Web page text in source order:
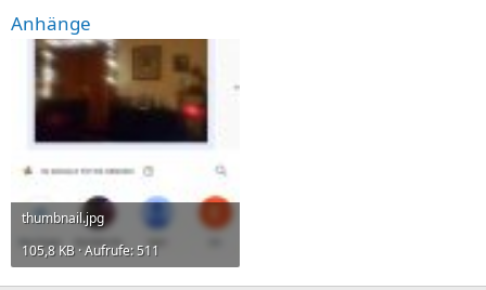
Anhänge
thumbnail.jpg
105,8 KB · Aufrufe: 511